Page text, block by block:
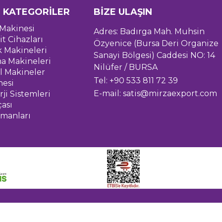
KATEGORİLER
Cihazları
Makineleri
Makineleri
Makineler
Sistemleri
BİZE ULAŞIN
Adres: Badırga Mah. Muhsin
Özyenice (Bursa Deri Organize
Sanayi Bölgesi) Caddesi NO: 14
Nilüfer / BURSA
Tel: +90 533 811 72 39
E-mail:satis@mirzaexport.com